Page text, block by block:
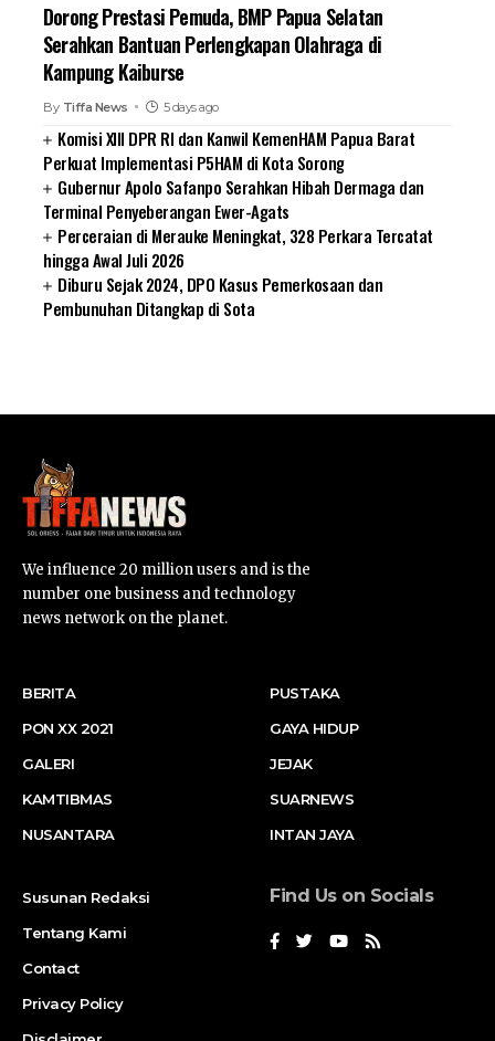
Dorong Prestasi Pemuda, BMP Papua Selatan
Serahkan Bantuan Perlengkapan Olahraga di
Kampung Kaiburse
By Tiffa News 5 days ago
Komisi XIII DPR RI dan Kanwil KemenHAM Papua Barat
Perkuat Implementasi P5HAM di Kota Sorong
Gubernur Apolo Safanpo Serahkan Hibah Dermaga dan
Terminal Penyeberangan Ewer-Agats
Perceraian di Merauke Meningkat, 328 Perkara Tercatat
hingga Awal Juli 2026
Diburu Sejak 2024, DPO Kasus Pemerkosaan dan
Pembunuhan Ditangkap di Sota
We influence 20 million users and is the
number one business and technology
news network on the planet.
BERITA
PON XX 2021
GALERI
KAMTIBMAS
NUSANTARA
PUSTAKA
GAYA HIDUP
JEJAK
SUARNEWS
INTAN JAYA
Susunan Redaksi
Tentang Kami
Contact
Privacy Policy
Find Us on Socials